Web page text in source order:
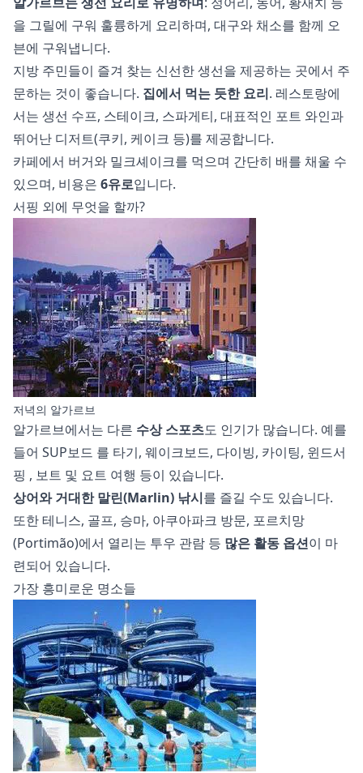
을 그릴에 구워 훌륭하게 요리하며, 대구와 채소를 함께 오
븐에 구워냅니다.
지방 주민들이 즐겨 찾는 신선한 생선을 제공하는 곳에서 주
문하는 것이 좋습니다. 집에서 먹는 듯한 요리. 레스토랑에
서는 생선 수프, 스테이크, 스파게티, 대표적인 포트 와인과
뛰어난 디저트(쿠키, 케이크 등)를 제공합니다.
카페에서 버거와 밀크셰이크를 먹으며 간단히 배를 채울 수
있으며, 비용은 6유로입니다.
서핑 외에 무엇을 할까?
저녁의 알가르브
알가르브에서는 다른 수상 스포츠도 인기가 많습니다. 예를
들어 SUP보드 를 타기, 웨이크보드, 다이빙, 카이팅, 윈드서
핑 , 보트 및 요트 여행 등이 있습니다.
상어와 거대한 말린(Marlin) 낚시를 즐길 수도 있습니다.
또한 테니스, 골프, 승마, 아쿠아파크 방문, 포르치망
(Portimão)에서 열리는 투우 관람 등 많은 활동 옵션이 마
련되어 있습니다.
가장 흥미로운 명소들